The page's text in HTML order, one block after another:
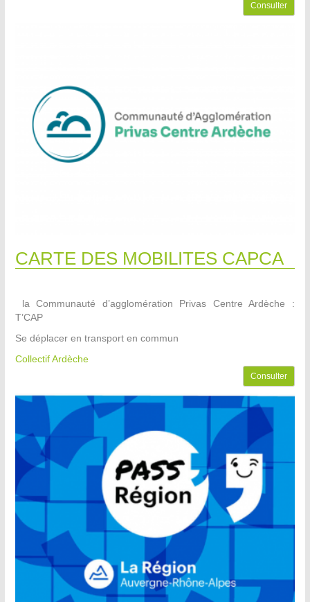
Consulter
CARTE DES MOBILITES CAPCA
la Communauté d’agglomération Privas Centre Ardèche :
T’CAP
Se déplacer en transport en commun
Collectif Ardèche
Consulter